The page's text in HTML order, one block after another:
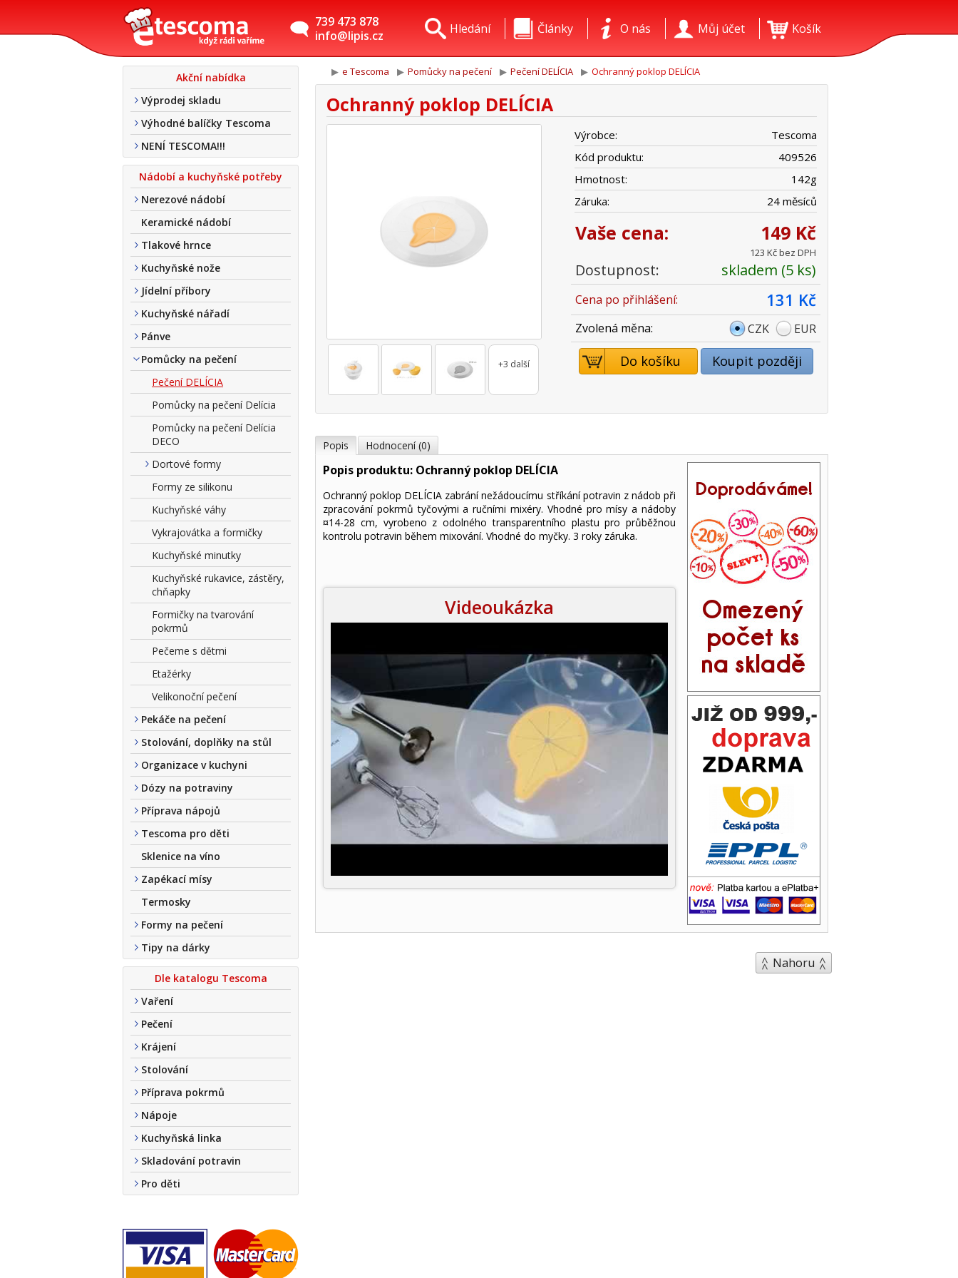
739 473 878
info@lipis.cz
Košík
Můj účet
O nás
Články
Hledání
Akční nabídka
Výprodej skladu
Výhodné balíčky Tescoma
NENÍ TESCOMA!!!
Nádobí a kuchyňské potřeby
Nerezové nádobí
Keramické nádobí
Tlakové hrnce
Kuchyňské nože
Jídelní příbory
Kuchyňské nářadí
Pánve
Pomůcky na pečení
Pečení DELÍCIA
Pomůcky na pečení Delícia
Pomůcky na pečení Delícia
DECO
Dortové formy
Formy ze silikonu
Kuchyňské váhy
Vykrajovátka a formičky
Kuchyňské minutky
Kuchyňské rukavice, zástěry,
chňapky
Formičky na tvarování
pokrmů
Pečeme s dětmi
Etažérky
Velikonoční pečení
Pekáče na pečení
Stolování, doplňky na stůl
Organizace v kuchyni
Dózy na potraviny
Příprava nápojů
Tescoma pro děti
Sklenice na víno
Zapékací mísy
Termosky
Formy na pečení
Tipy na dárky
Dle katalogu Tescoma
Vaření
Pečení
Krájení
Stolování
Příprava pokrmů
Nápoje
Kuchyňská linka
Skladování potravin
Pro děti
e Tescoma Pomůcky na pečení Pečení DELÍCIA Ochranný poklop DELÍCIA
Ochranný poklop DELÍCIA
+3 další
Výrobce:
Tescoma
Kód produktu:
409526
Hmotnost:
142g
Záruka:
24 měsíců
Vaše cena: 149 Kč
123 Kč bez DPH
Dostupnost: skladem (5 ks)
Cena po přihlášení: 131 Kč
Zvolená měna: CZK EUR
Do košíku Koupit později
Popis Hodnocení (0)
Popis produktu: Ochranný poklop DELÍCIA
Ochranný poklop DELÍCIA zabrání nežádoucímu stříkání potravin z nádob při
zpracování pokrmů tyčovými a ručními mixéry. Vhodné pro mísy a nádoby
¤14-28 cm, vyrobeno z odolného transparentního plastu pro průběžnou
kontrolu potravin během mixování. Vhodné do myčky. 3 roky záruka.
Videoukázka
Nahoru